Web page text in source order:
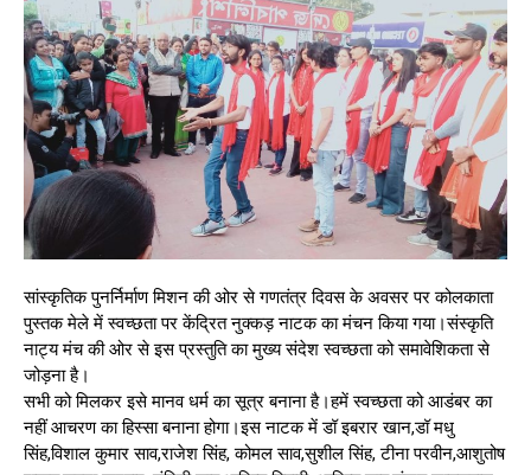
सांस्कृतिक पुनर्निर्माण मिशन की ओर से गणतंत्र दिवस के अवसर पर कोलकाता
पुस्तक मेले में स्वच्छता पर केंद्रित नुक्कड़ नाटक का मंचन किया गया।संस्कृति
नाट्य मंच की ओर से इस प्रस्तुति का मुख्य संदेश स्वच्छता को समावेशिकता से
जोड़ना है।
सभी को मिलकर इसे मानव धर्म का सूत्र बनाना है।हमें स्वच्छता को आडंबर का
नहीं आचरण का हिस्सा बनाना होगा।इस नाटक में डॉ इबरार खान,डॉ मधु
सिंह,विशाल कुमार साव,राजेश सिंह, कोमल साव,सुशील सिंह, टीना परवीन,आशुतोष